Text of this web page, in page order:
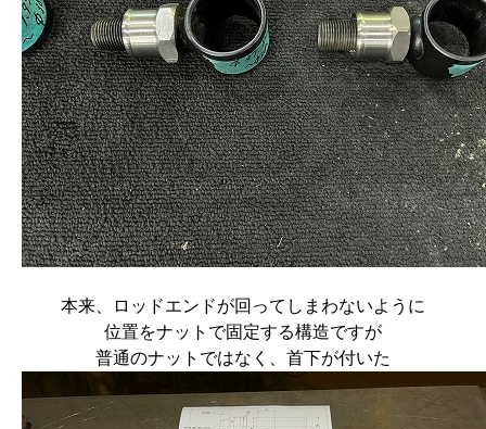
本来、ロッドエンドが回ってしまわないように
位置をナットで固定する構造ですが
普通のナットではなく、首下が付いた